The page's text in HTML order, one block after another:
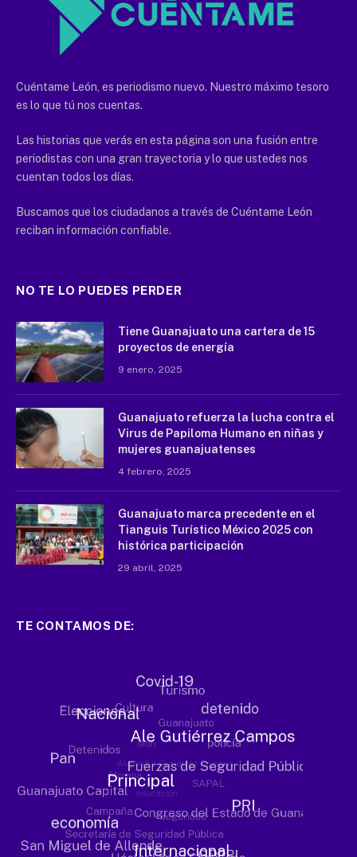
Cuéntame León, es periodismo nuevo. Nuestro máximo tesoro
es lo que tú nos cuentas.
Las historias que verás en esta página son una fusión entre
periodistas con una gran trayectoria y lo que ustedes nos
cuentan todos los días.
Buscamos que los ciudadanos a través de Cuéntame León
reciban información confiable.
NO TE LO PUEDES PERDER
Tiene Guanajuato una cartera de 15
proyectos de energía
9 enero, 2025
Guanajuato refuerza la lucha contra el
Virus de Papiloma Humano en niñas y
mujeres guanajuatenses
4 febrero, 2025
Guanajuato marca precedente en el
Tianguis Turístico México 2025 con
histórica participación
29 abril, 2025
TE CONTAMOS DE: